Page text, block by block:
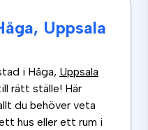
Uppsala
i Håga, Uppsala
rätt ställe! Här
du behöver veta
hus eller ett rum i